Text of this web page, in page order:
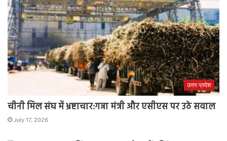
उत्तर प्रदेश
चीनी मिल संघ में भ्रष्टाचार:गन्ना मंत्री और एसीएस पर उठे सवाल
July 17, 2026